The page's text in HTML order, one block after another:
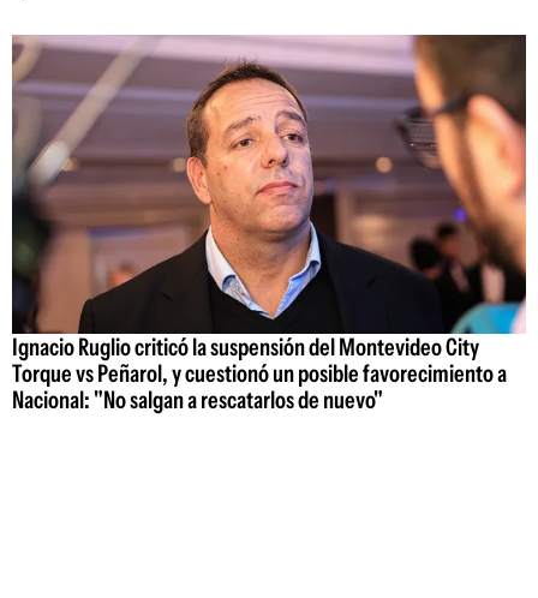
Ignacio Ruglio criticó la suspensión del Montevideo City
Torque vs Peñarol, y cuestionó un posible favorecimiento a
Nacional: "No salgan a rescatarlos de nuevo"